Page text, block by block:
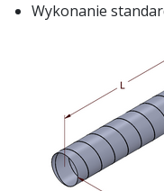
Wykonanie